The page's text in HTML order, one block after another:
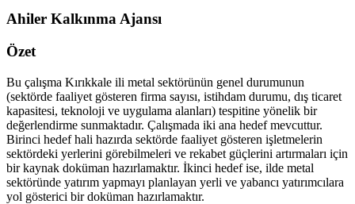
Ahiler Kalkınma Ajansı
Özet
Bu çalışma Kırıkkale ili metal sektörünün genel durumunun
(sektörde faaliyet gösteren firma sayısı, istihdam durumu, dış ticaret
kapasitesi, teknoloji ve uygulama alanları) tespitine yönelik bir
değerlendirme sunmaktadır. Çalışmada iki ana hedef mevcuttur.
Birinci hedef hali hazırda sektörde faaliyet gösteren işletmelerin
sektördeki yerlerini görebilmeleri ve rekabet güçlerini artırmaları için
bir kaynak doküman hazırlamaktır. İkinci hedef ise, ilde metal
sektöründe yatırım yapmayı planlayan yerli ve yabancı yatırımcılara
yol gösterici bir doküman hazırlamaktır.